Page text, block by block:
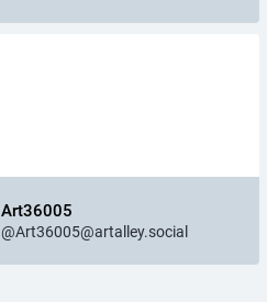
Art36005
@Art36005@artalley.social